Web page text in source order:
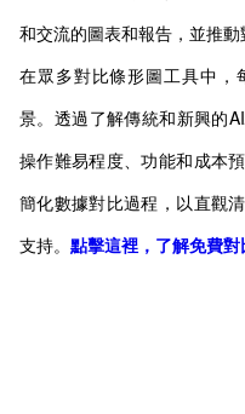
和交流的圖表和報告，並推動
在眾多對比條形圖工具中，
景。透過了解傳統和新興的
操作難易程度、功能和成本
簡化數據對比過程，以直觀
支持。 點擊這裡，了解免費